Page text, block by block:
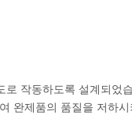
작동하도록 설계되
완제품의 품질을 저하